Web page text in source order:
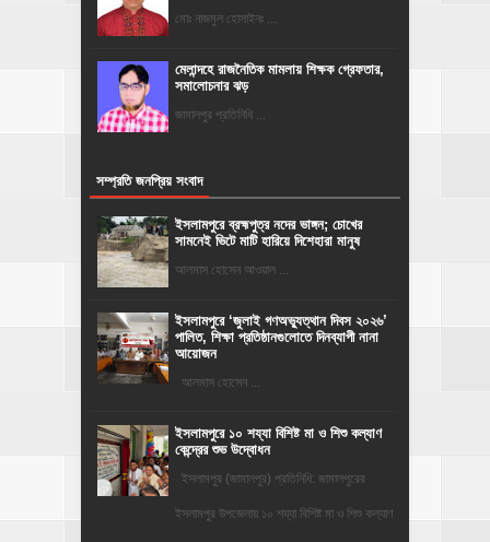
মোঃ নাজমুল হোসাইনঃ ...
মেলান্দহে রাজনৈতিক মামলায় শিক্ষক গ্রেফতার,
সমালোচনার ঝড়
জামালপুর প্রতিনিধি ...
সম্প্রতি জনপ্রিয় সংবাদ
ইসলামপুরে ব্রহ্মপুত্র নদের ভাঙ্গন; চোখের
সামনেই ভিটে মাটি হারিয়ে দিশেহারা মানুষ
আলমাস হোসেন আওয়াল ...
‎ইসলামপুরে ‘জুলাই গণঅভ্যুত্থান দিবস ২০২৬’
পালিত, শিক্ষা প্রতিষ্ঠানগুলোতে দিনব্যাপী নানা
আয়োজন
‎​আলমাস হোসেন ...
ইসলামপুরে ১০ শয্যা বিশিষ্ট মা ও শিশু কল্যাণ
কেন্দ্রের শুভ উদ্বোধন
ইসলামপুর (জামালপুর) প্রতিনিধি: জামালপুরের
ইসলামপুর উপজেলায় ১০ শয্যা বিশিষ্ট মা ও শিশু কল্যাণ